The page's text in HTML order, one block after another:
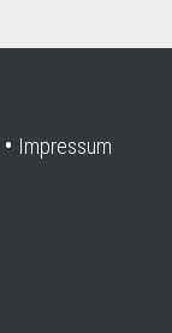
Impressum